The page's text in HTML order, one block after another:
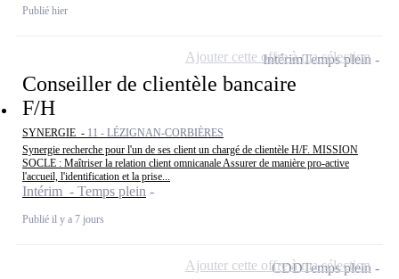
Publié hier
Conseiller de clientèle bancaire
F/H
SYNERGIE - 11 - LÉZIGNAN-CORBIÈRES
Synergie recherche pour l'un de ses client un chargé de clientèle H/F. MISSION
SOCLE : Maîtriser la relation client omnicanale Assurer de manière pro-active
l'accueil, l'identification et la prise...
Intérim - Temps plein
Publié il y a 7 jours
IntérimTemps plein
Ajouter cette offre à ma sélection
CDDTemps plein
Ajouter cette offre à ma sélection